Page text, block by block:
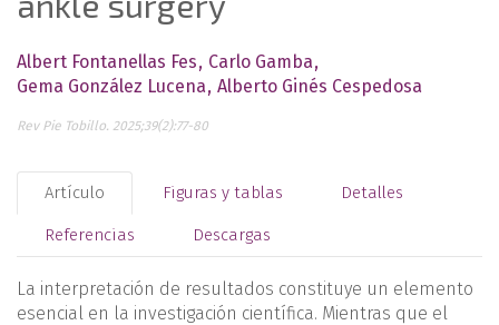
Albert Fontanellas Fes
Carlo Gamba
Gema González Lucena Alberto Ginés Cespedosa
Rev Pie Tobillo. 2025;39(2):77-80
Artículo Figuras y tablas Detalles
Referencias Descargas
La interpretación de resultados constituye un elemento
esencial en la investigación científica. Mientras que el